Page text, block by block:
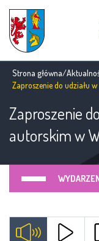
Strona główna/
Zaproszenie do udziału
Zaproszenie
autorskim w